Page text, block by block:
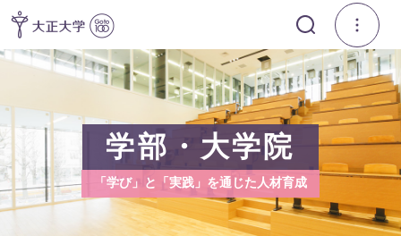
学部・大学院
「学び」と「実践」を通じた人材育成